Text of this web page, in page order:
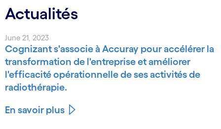
Actualités
June 21, 2023
Cognizant s'associe à Accuray pour accélérer la
transformation de l'entreprise et améliorer
l'efficacité opérationnelle de ses activités de
radiothérapie.
En savoir plus